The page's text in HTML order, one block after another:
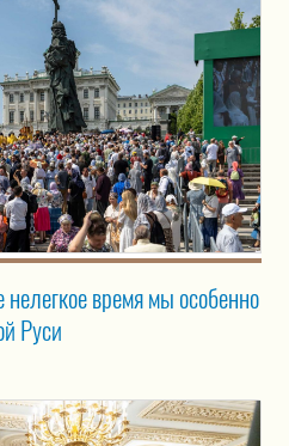
время мы особенно
Руси